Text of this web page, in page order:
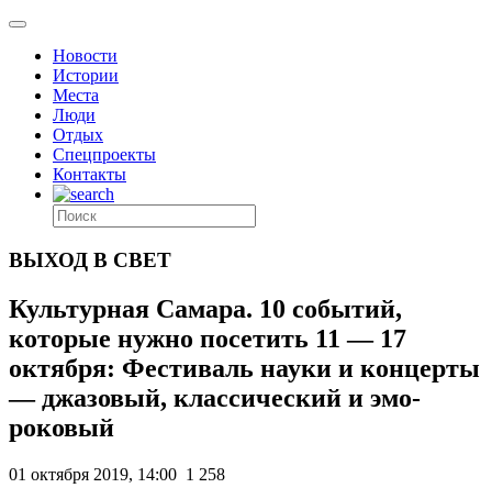
Новости
Истории
Места
Люди
Отдых
Спецпроекты
Контакты
ВЫХОД В СВЕТ
Культурная Самара. 10 событий,
которые нужно посетить 11 — 17
октября: Фестиваль науки и концерты
— джазовый, классический и эмо-
роковый
01 октября 2019, 14:00 1 258